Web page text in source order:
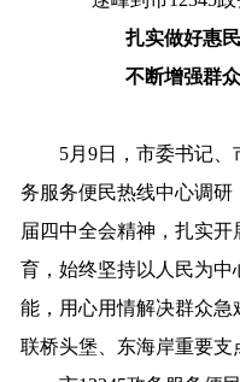
扎实做好惠
不断增强群
5月9日，市委书记
务服务便民热线中心调研
届四中全会精神，扎实
育，始终坚持以人民为中
能， 用心用情解决群众急
联桥头堡、 东海岸重要支